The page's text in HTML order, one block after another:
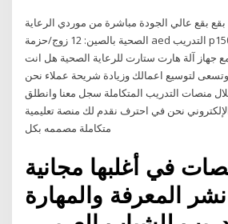
بقع عالي الجودة مباشرة من موردي الرعاية
الصحية بالصين: 12 زوج/حزمة aed التدريب p150 منصات الكبار التدريب
جهاز آلة هارت ستارت للرعاية الصحية هل انت
لتوسيع اعمالك وزيادة شريحة عملاء نحن
منصات التدريب المتكاملة سجل معنا وانطلق
الإلكتروني نحن في احترف نقدم لك منصة تعليمية
متكاملة مصممه بكل
في أغلبها مجانية
المعرفة والمهارة